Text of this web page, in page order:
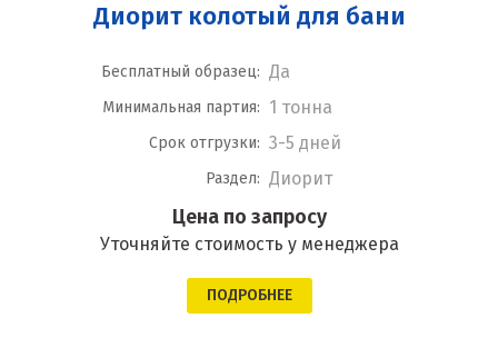
Диорит колотый для бани
Бесплатный образец: Да
Минимальная партия: 1 тонна
Срок отгрузки: 3-5 дней
Раздел: Диорит
Цена по запросу
Уточняйте стоимость у менеджера
ПОДРОБНЕЕ